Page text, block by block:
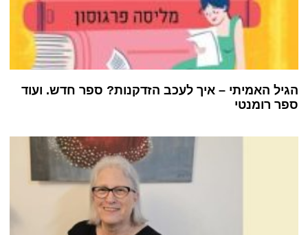
הגיל האמיתי – איך לעכב הזדקנות? ספר חדש. ועוד
ספר רומנטי